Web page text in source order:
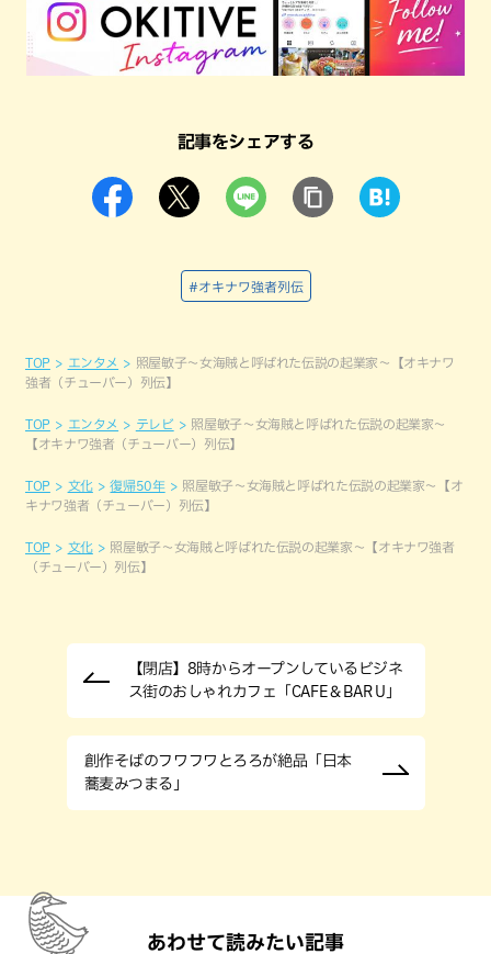
記事をシェアする
#オキナワ強者列伝
TOP エンタメ
照屋敏子～女海賊と呼ばれた伝説の起業家～【オキナワ
強者（チューバー）列伝】
TOP エンタメ テレビ
照屋敏子～女海賊と呼ばれた伝説の起業家～
【オキナワ強者（チューバー）列伝】
TOP 文化 復帰50年
照屋敏子～女海賊と呼ばれた伝説の起業家～【オ
キナワ強者（チューバー）列伝】
TOP 文化
照屋敏子～女海賊と呼ばれた伝説の起業家～【オキナワ強者
（チューバー）列伝】
【閉店】8時からオープンしているビジネ
ス街のおしゃれカフェ「CAFE＆BAR U」
創作そばのフワフワとろろが絶品「日本
蕎麦みつまる」
あわせて読みたい記事